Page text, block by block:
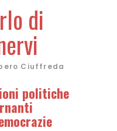
di
Ciuffreda
politiche